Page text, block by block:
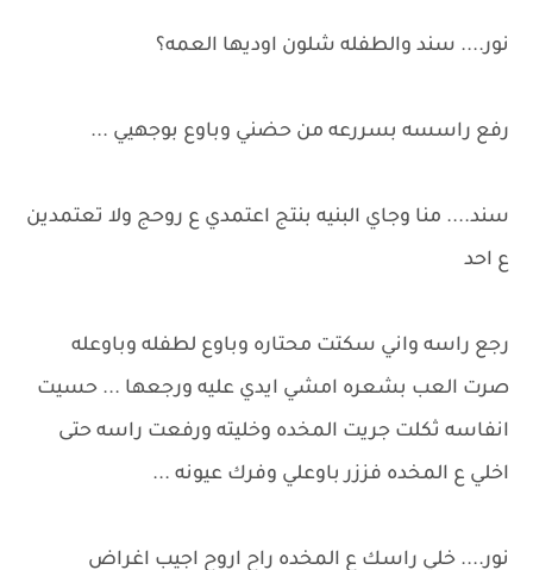
نور.... سند والطفله شلون اوديها العمه؟
رفع راسسه بسررعه من حضني وباوع بوجهيي ...
سند.... منا وجاي البنيه بنتج اعتمدي ع روحج ولا تعتمدين
ع احد
رجع راسه واني سكتت محتاره وباوع لطفله وباوعله
صرت العب بشعره امشي ايدي عليه ورجعها ... حسيت
انفاسه ثكلت جريت المخده وخليته ورفعت راسه حتى
اخلي ع المخده فززر باوعلي وفرك عيونه ...
نور.... خلي راسك ع المخده راح اروح اجيب اغراض